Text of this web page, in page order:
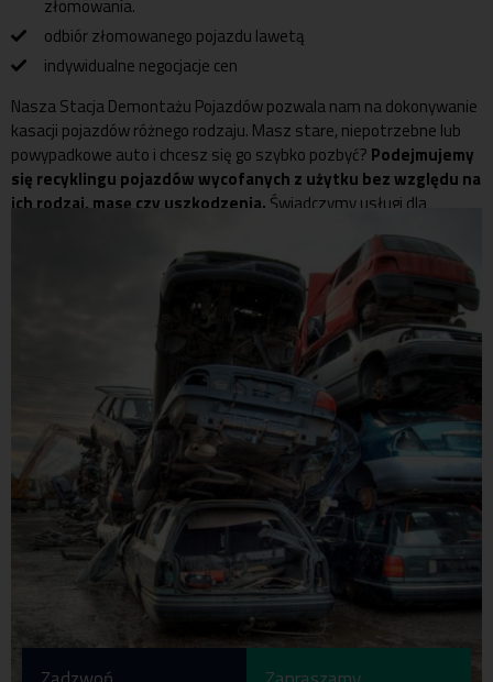
złomowania.
odbiór złomowanego pojazdu lawetą
indywidualne negocjacje cen
Nasza Stacja Demontażu Pojazdów pozwala nam na dokonywanie
kasacji pojazdów różnego rodzaju. Masz stare, niepotrzebne lub
powypadkowe auto i chcesz się go szybko pozbyć? Podejmujemy
się recyklingu pojazdów wycofanych z użytku bez względu na
ich rodzaj, masę czy uszkodzenia. Świadczymy usługi dla